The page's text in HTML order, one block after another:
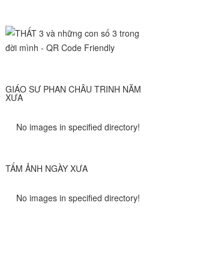
GIÁO SƯ PHAN CHÂU TRINH NĂM
XƯA
No images in specified directory!
TẤM ẢNH NGÀY XƯA
No images in specified directory!